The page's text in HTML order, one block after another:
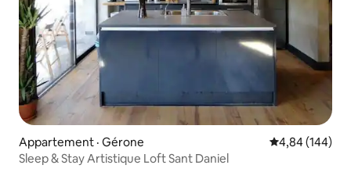
Appartement · Gérone Note
4,84 (144)
Sleep & Stay Artistique Loft Sant Daniel